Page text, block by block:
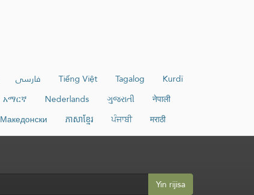
فارسی Tiếng Việt Tagalog
Kurdî
አማርኛ Nederlands ગુજરાતી
नेपाली
Македонски ភាសាខ្មែរ ਪੰਜਾਬੀ मराठी
Yin rijisa